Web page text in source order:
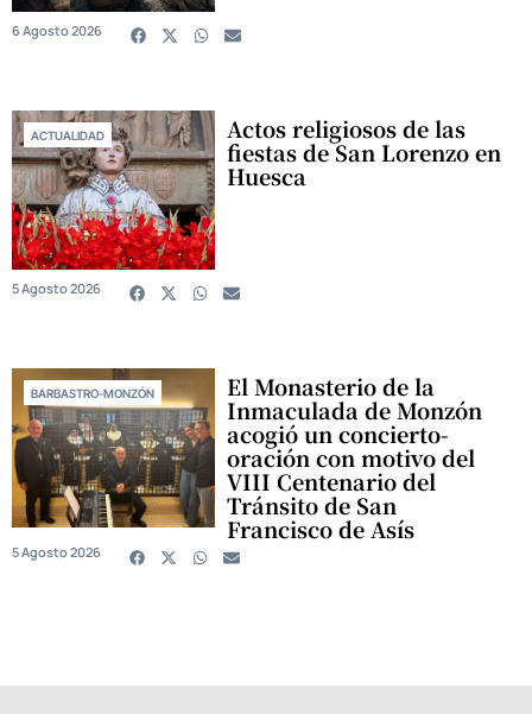
6 Agosto 2026
ACTUALIDAD Actos religiosos de las
fiestas de San Lorenzo en
Huesca
5 Agosto 2026
BARBASTRO-MONZÓN El Monasterio de la
Inmaculada de Monzón
acogió un concierto-
oración con motivo del
VIII Centenario del
Tránsito de San
Francisco de Asís
5 Agosto 2026